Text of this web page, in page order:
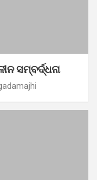
ସମ୍ବର୍ଦ୍ଧନା